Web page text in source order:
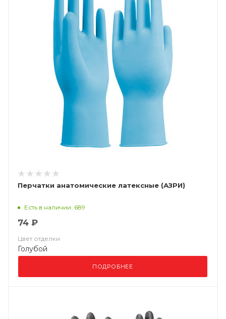
Перчатки анатомические латексные (АЗРИ)
Есть в наличии: 689
74 ₽
Цвет отделки
Голубой
ПОДРОБНЕЕ